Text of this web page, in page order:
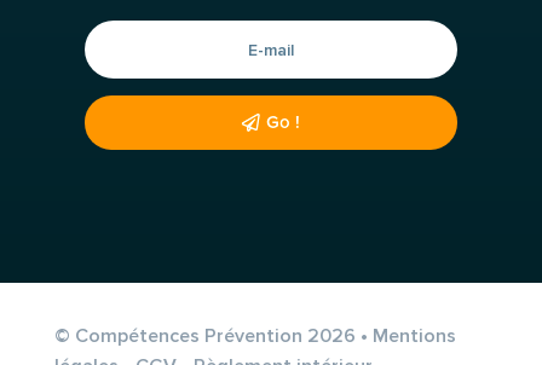
Go !
© Compétences Prévention 2026 • Mentions